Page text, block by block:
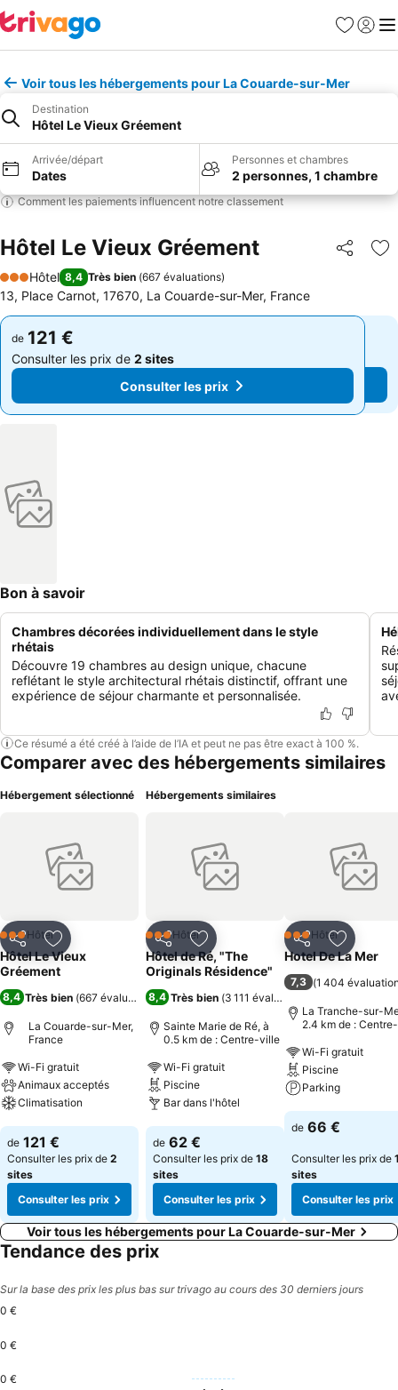
Favoris
Se
Voir tous les hébergements pour La Couarde-sur-Mer
Destination
Hôtel Le Vieux Gréement
Arrivée/départ
Dates
Personnes et chambres
2 personnes, 1 chambre
Comment les paiements influencent notre classement
Hôtel Le Vieux Gréement Partager
3 Étoiles
Hôtel 8,4 Très bien (667 évaluations)
13, Place Carnot, 17670, La Couarde-sur-Mer, France
de 121 €
Consulter les prix de 2 sites
Consulter les prix
de 121 €
Consulter les prix de 2 sites
Consulter les prix
Bon à savoir
Chambres décorées individuellement dans le style
rhétais
Découvre 19 chambres au design unique, chacune
reflétant le style architectural rhétais distinctif, offrant une
expérience de séjour charmante et personnalisée.
Ce résumé a été créé à l’aide de l’IA et peut ne pas être exact à 100 %.
Comparer avec des hébergements similaires
Hébergement sélectionné
PartagerAjouter à mes favoris
3 ÉtoilesHôtel
Hôtel Le Vieux
Gréement
8,4 Très bien (667 évaluations)
La Couarde-sur-Mer,
France
Wi-Fi gratuit
Animaux acceptés
Climatisation
Consulter les prix
de 121 €
Consulter les prix de 2
sites
Consulter les prix
Hébergements similaires
PartagerAjouter à mes favoris
3 ÉtoilesHôtel
Hôtel de Ré, "The
Originals Résidence"
8,4 Très bien (3 111 évaluations
Sainte Marie de Ré, à
0.5 km de : Centre-ville
Wi-Fi gratuit
Piscine
Bar dans l'hôtel
Consulter les prix
de 62 €
Consulter les prix de 18
sites
Consulter les prix
PartagerAjouter
3 ÉtoilesHôtel
Hotel De La Mer
7,3 (1 404
La Tranche-sur-
2.4 km de :
Wi-Fi gratuit
Piscine
Parking
Consulter les
de 66 €
Consulter les prix de
sites
Consulter les prix
Voir tous les hébergements pour La Couarde-sur-Mer
Tendance des prix
Sur la base des prix les plus bas sur trivago au cours des 30 derniers jours
0 €
0 €
0 €